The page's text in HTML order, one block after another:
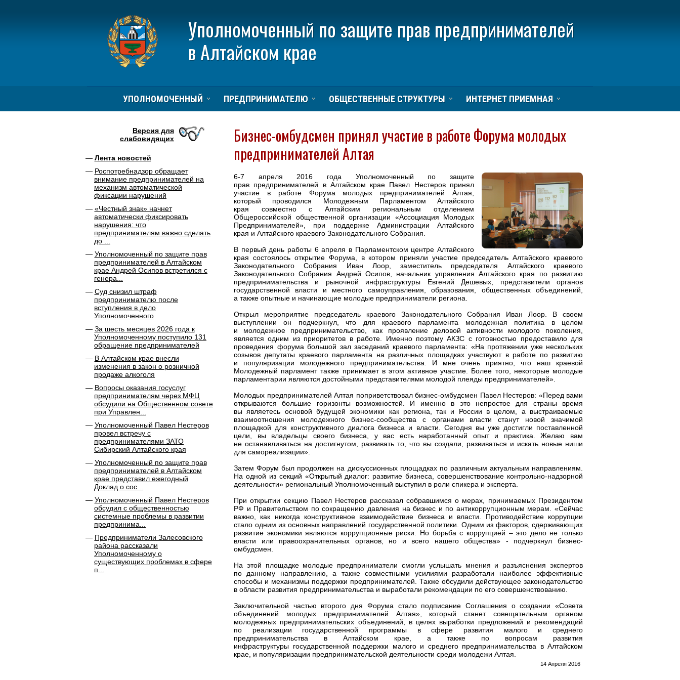
Уполномоченный по защите прав предпринимателей
в Алтайском крае
УПОЛНОМОЧЕННЫЙ ПРЕДПРИНИМАТЕЛЮ ОБЩЕСТВЕННЫЕ СТРУКТУРЫ ИНТЕРНЕТ ПРИЕМНАЯ
Версия для
слабовидящих
Лента новостей
Роспотребнадзор обращает
внимание предпринимателей на
механизм автоматической
фиксации нарушений
«Честный знак» начнет
автоматически фиксировать
нарушения: что
предпринимателям важно сделать
до ...
Уполномоченный по защите прав
предпринимателей в Алтайском
крае Андрей Осипов встретился с
генера...
Суд снизил штраф
предпринимателю после
вступления в дело
Уполномоченного
За шесть месяцев 2026 года к
Уполномоченному поступило 131
обращение предпринимателей
В Алтайском крае внесли
изменения в закон о розничной
продаже алкоголя
Вопросы оказания госуслуг
предпринимателям через МФЦ
обсудили на Общественном совете
при Управлен...
Уполномоченный Павел Нестеров
провел встречу с
предпринимателями ЗАТО
Сибирский Алтайского края
Уполномоченный по защите прав
предпринимателей в Алтайском
крае представил ежегодный
Доклад о сос...
Уполномоченный Павел Нестеров
обсудил с общественностью
системные проблемы в развитии
предпринима...
Предприниматели Залесовского
района рассказали
Уполномоченному о
существующих проблемах в сфере
п...
Бизнес-омбудсмен принял участие в работе Форума молодых
предпринимателей Алтая
6-7 апреля 2016 года Уполномоченный по защите
прав предпринимателей в Алтайском крае Павел Нестеров принял
участие в работе Форума молодых предпринимателей Алтая,
который проводился Молодежным Парламентом Алтайского
края совместно с Алтайским региональным отделением
Общероссийской общественной организации «Ассоциация Молодых
Предпринимателей», при поддержке Администрации Алтайского
края и Алтайского краевого Законодательного Собрания.
В первый день работы 6 апреля в Парламентском центре Алтайского
края состоялось открытие Форума, в котором приняли участие председатель Алтайского краевого
Законодательного Собрания Иван Лоор, заместитель председателя Алтайского краевого
Законодательного Собрания Андрей Осипов, начальник управления Алтайского края по развитию
предпринимательства и рыночной инфраструктуры Евгений Дешевых, представители органов
государственной власти и местного самоуправления, образования, общественных объединений,
а также опытные и начинающие молодые предприниматели региона.
Открыл мероприятие председатель краевого Законодательного Собрания Иван Лоор. В своем
выступлении он подчеркнул, что для краевого парламента молодежная политика в целом
и молодежное предпринимательство, как проявление деловой активности молодого поколения,
является одним из приоритетов в работе. Именно поэтому АКЗС с готовностью предоставило для
проведения форума большой зал заседаний краевого парламента: «На протяжении уже нескольких
созывов депутаты краевого парламента на различных площадках участвуют в работе по развитию
и популяризации молодежного предпринимательства. И мне очень приятно, что наш краевой
Молодежный парламент также принимает в этом активное участие. Более того, некоторые молодые
парламентарии являются достойными представителями молодой плеяды предпринимателей».
Молодых предпринимателей Алтая поприветствовал бизнес-омбудсмен Павел Нестеров: «Перед вами
открываются большие горизонты возможностей. И именно в это непростое для страны время
вы являетесь основой будущей экономики как региона, так и России в целом, а выстраиваемые
взаимоотношения молодежного бизнес-сообщества с органами власти станут новой значимой
площадкой для конструктивного диалога бизнеса и власти. Сегодня вы уже достигли поставленной
цели, вы владельцы своего бизнеса, у вас есть наработанный опыт и практика. Желаю вам
не останавливаться на достигнутом, развивать то, что вы создали, развиваться и искать новые ниши
для самореализации».
Затем Форум был продолжен на дискуссионных площадках по различным актуальным направлениям.
На одной из секций «Открытый диалог: развитие бизнеса, совершенствование контрольно-надзорной
деятельности» региональный Уполномоченный выступил в роли спикера и эксперта.
При открытии секцию Павел Нестеров рассказал собравшимся о мерах, принимаемых Президентом
РФ и Правительством по сокращению давления на бизнес и по антикоррупционным мерам. «Сейчас
важно, как никогда конструктивное взаимодействие бизнеса и власти. Противодействие коррупции
стало одним из основных направлений государственной политики. Одним из факторов, сдерживающих
развитие экономики являются коррупционные риски. Но борьба с коррупцией – это дело не только
власти или правоохранительных органов, но и всего нашего общества» - подчеркнул бизнес-
омбудсмен.
На этой площадке молодые предприниматели смогли услышать мнения и разъяснения экспертов
по данному направлению, а также совместными усилиями разработали наиболее эффективные
способы и механизмы поддержки предпринимателей. Также обсудили действующее законодательство
в области развития предпринимательства и выработали рекомендации по его совершенствованию.
Заключительной частью второго дня Форума стало подписание Соглашения о создании «Совета
объединений молодых предпринимателей Алтая», который станет совещательным органом
молодежных предпринимательских объединений, в целях выработки предложений и рекомендаций
по реализации государственной программы в сфере развития малого и среднего
предпринимательства в Алтайском крае, а также по вопросам развития
инфраструктуры государственной поддержки малого и среднего предпринимательства в Алтайском
крае, и популяризации предпринимательской деятельности среди молодежи Алтая.
14 Апреля 2016